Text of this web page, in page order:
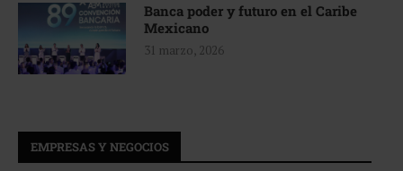
Banca poder y futuro en el Caribe
Mexicano
31 marzo, 2026
EMPRESAS Y NEGOCIOS